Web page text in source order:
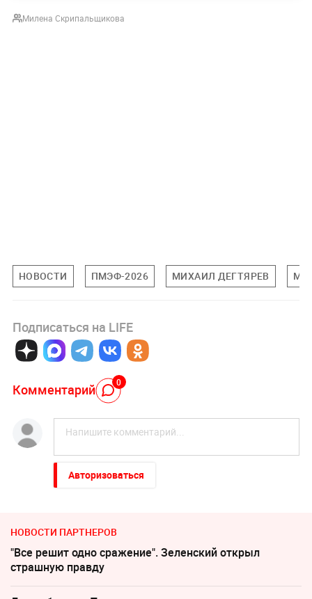
Милена Скрипальщикова
НОВОСТИ ПМЭФ-2026 МИХАИЛ ДЕГТЯРЕВ
Подписаться на LIFE
Комментарий 0
Авторизоваться
НОВОСТИ ПАРТНЕРОВ
"Все решит одно сражение". Зеленский открыл
страшную правду